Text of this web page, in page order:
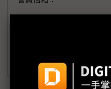
member@digitimes.com
訂閱DIGITIMES 行動版